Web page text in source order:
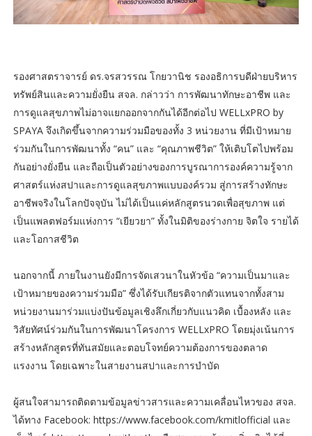
รองศาสตราจารย์ ดร.จรสวรรณ โกยวานิช รองอธิการบดีฝ่ายบริหาร
ทรัพย์สินและความยั่งยืน สจล. กล่าวว่า การพัฒนาทักษะอาชีพ และ
การดูแลสุขภาพไม่อาจแยกออกจากกันได้อีกต่อไป WELLxPRO by
SPAYA จึงเกิดขึ้นจากความร่วมมือของทั้ง 3 หน่วยงาน ที่มีเป้าหมาย
ร่วมกันในการพัฒนาทั้ง “คน” และ “คุณภาพชีวิต” ให้เติบโตไปพร้อม
กันอย่างยั่งยืน และถือเป็นตัวอย่างของการบูรณาการองค์ความรู้จาก
ศาสตร์แห่งสปาและการดูแลสุขภาพแบบองค์รวม สู่การสร้างทักษะ
อาชีพจริงในโลกปัจจุบัน ไม่ได้เป็นแค่หลักสูตรนวดเพื่อสุขภาพ แต่
เป็นแพลตฟอร์มแห่งการ “เยียวยา” ทั้งในมิติของร่างกาย จิตใจ รายได้
และโอกาสชีวิต
นอกจากนี้ ภายในงานยังมีการจัดเสวนาในหัวข้อ “ความเป็นมาและ
เป้าหมายของความร่วมมือ” ซึ่งได้รับเกียรติจากตัวแทนจากทั้งสาม
หน่วยงานมาร่วมแบ่งปันข้อมูลเชิงลึกเกี่ยวกับแนวคิด เบื้องหลัง และ
วิสัยทัศน์ร่วมกันในการพัฒนาโครงการ WELLxPRO โดยมุ่งเน้นการ
สร้างหลักสูตรที่ทันสมัยและตอบโจทย์ความต้องการของตลาด
แรงงาน โดยเฉพาะในสายงานสปาและการบำบัด
ผู้สนใจสามารถติดตามข้อมูลข่าวสารและความเคลื่อนไหวของ สจล.
ได้ทาง Facebook: https://www.facebook.com/kmitlofficial และ